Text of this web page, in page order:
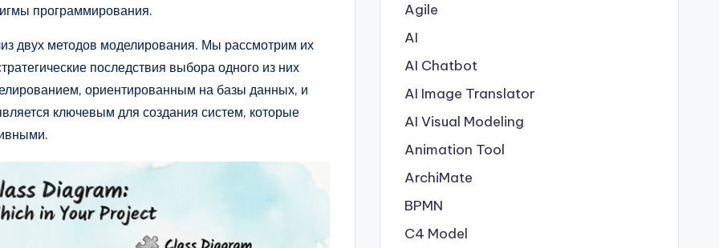
программирования.
двух методов моделирования. Мы рассмотрим их
последствия выбора одного из них
ориентированным на базы данных, и
ключевым для создания систем, которые
Agile
AI
AI Chatbot
AI Image Translator
AI Visual Modeling
Animation Tool
ArchiMate
BPMN
C4 Model